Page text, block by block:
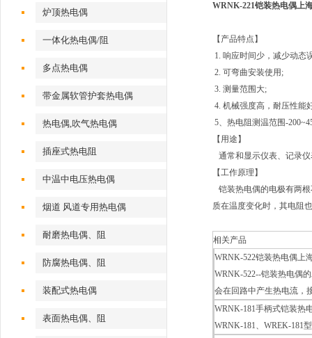
炉顶热电偶
一体化热电偶/阻
多点热电偶
带金属软管护套热电偶
热电偶,吹气热电偶
插座式热电阻
中温中电压热电偶
烟道 风道专用热电偶
耐磨热电偶、阻
防腐热电偶、阻
装配式热电偶
表面热电偶、阻
WRNK-221铠装热电偶上
【 产品特点】
1. 响应时间少，减少动态
2. 可弯曲安装使用;
3. 测量范围大;
4. 机械强度高，耐压性能
5、热电阻测温范围-
【 用途】
通常和显示仪表、记录
【工作原理】
铠装热电偶的电极有两
质在温度变化时，其电阻
相关产品
WRNK-522铠装热电偶上
WRNK-522--铠装热电偶
会在回路中产生热电流，
WRNK-181手柄式铠装热
WRNK-181、WREK-181